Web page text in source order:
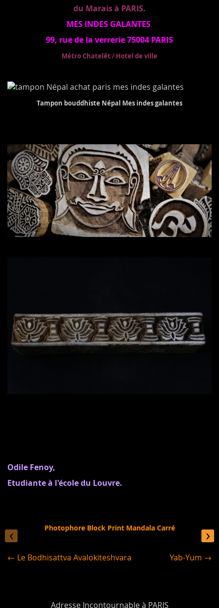
du Marais à PARIS.
MES INDES GALANTES
99, rue de la verrerie 75004 PARIS
Métro Chatelêt / Hotel de ville
Tampon bouddhiste Népal Mes indes galantes
Odile Fenoy,
Etudiante à l'école du Louvre.
Photophore Block Print Mandala Carré
‹ ›
← Le Bodhisattva Avalokiteshvara Yab-Yum →
Adresse Incontournable à PARIS